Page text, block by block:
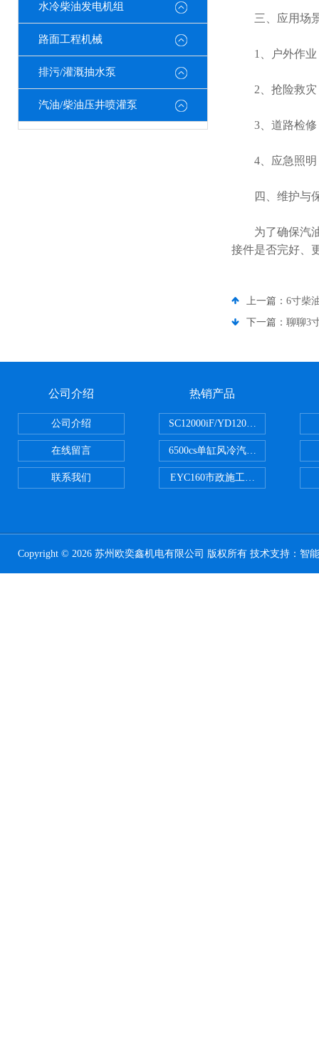
水冷柴油发电机组
路面工程机械
排污/灌溉抽水泵
汽油/柴油压井喷灌泵
三、应用场
1、户外作业：
2、抢险救灾：
3、道路检修：
4、应急照明：
四、维护与
为了确保汽油
接件是否完好、
上一篇： 6寸柴
下一篇： 聊聊3
公司介绍
公司介绍
在线留言
联系我们
热销产品
SC12000iF/YD12000大疆T30用
6500cs单缸风冷汽油发电机小型
EYC160市政施工用路面切割机配
Copyright © 2026 苏州欧奕鑫机电有限公司 版权所有 技术支持： 智